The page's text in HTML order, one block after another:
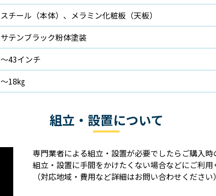
スチール（本体）、メラミン化粧板（天板）
サテンブラック粉体塗装
～43インチ
～18㎏
組立・設置について
専門業者による組立・設置が必要でしたらご購入
組立・設置に手間をかけたくない場合などにご利用
（対応地域・費用など詳細はお問い合わせください